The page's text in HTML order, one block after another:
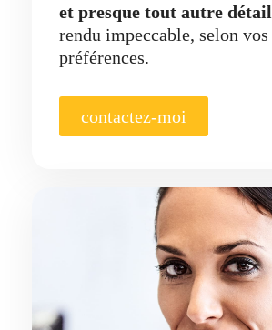
et presque tout autre détail
rendu impeccable, selon vos
préférences.
contactez-moi